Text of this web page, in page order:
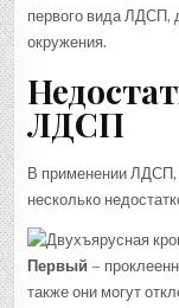
первого вида ЛДСП,
окружения.
ЛДСП
В применении ЛДСП,
несколько
Первый–
также они могут